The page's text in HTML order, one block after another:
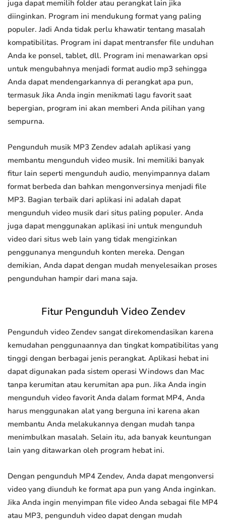
juga dapat memilih folder atau perangkat lain jika
diinginkan. Program ini mendukung format yang paling
populer. Jadi Anda tidak perlu khawatir tentang masalah
kompatibilitas. Program ini dapat mentransfer file unduhan
Anda ke ponsel, tablet, dll. Program ini menawarkan opsi
untuk mengubahnya menjadi format audio mp3 sehingga
Anda dapat mendengarkannya di perangkat apa pun,
termasuk Jika Anda ingin menikmati lagu favorit saat
bepergian, program ini akan memberi Anda pilihan yang
sempurna.
Pengunduh musik MP3 Zendev adalah aplikasi yang
membantu mengunduh video musik. Ini memiliki banyak
fitur lain seperti mengunduh audio, menyimpannya dalam
format berbeda dan bahkan mengonversinya menjadi file
MP3. Bagian terbaik dari aplikasi ini adalah dapat
mengunduh video musik dari situs paling populer. Anda
juga dapat menggunakan aplikasi ini untuk mengunduh
video dari situs web lain yang tidak mengizinkan
penggunanya mengunduh konten mereka. Dengan
demikian, Anda dapat dengan mudah menyelesaikan proses
pengunduhan hampir dari mana saja.
Fitur Pengunduh Video Zendev
Pengunduh video Zendev sangat direkomendasikan karena
kemudahan penggunaannya dan tingkat kompatibilitas yang
tinggi dengan berbagai jenis perangkat. Aplikasi hebat ini
dapat digunakan pada sistem operasi Windows dan Mac
tanpa kerumitan atau kerumitan apa pun. Jika Anda ingin
mengunduh video favorit Anda dalam format MP4, Anda
harus menggunakan alat yang berguna ini karena akan
membantu Anda melakukannya dengan mudah tanpa
menimbulkan masalah. Selain itu, ada banyak keuntungan
lain yang ditawarkan oleh program hebat ini.
Dengan pengunduh MP4 Zendev, Anda dapat mengonversi
video yang diunduh ke format apa pun yang Anda inginkan.
Jika Anda ingin menyimpan file video Anda sebagai file MP4
atau MP3, pengunduh video dapat dengan mudah